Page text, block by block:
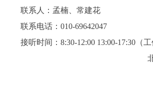
联系人：孟楠、常建花
联系电话：010-69642047
接听时间：8:30-12:00 13:00-17:30（工
北